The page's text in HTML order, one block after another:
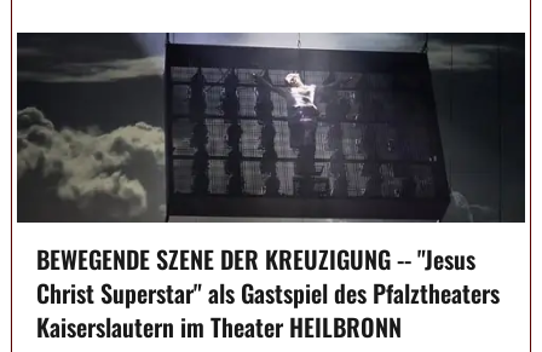
BEWEGENDE SZENE DER KREUZIGUNG -- "Jesus
Christ Superstar" als Gastspiel des Pfalztheaters
Kaiserslautern im Theater HEILBRONN